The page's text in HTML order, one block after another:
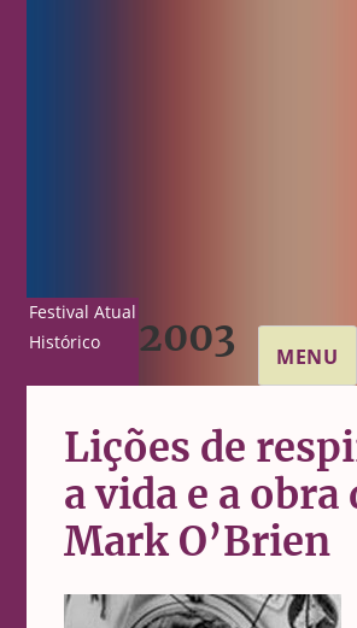
Festival Atual
Histórico
2003 MENU
Lições de
a vida e a obra
Mark O’Brien